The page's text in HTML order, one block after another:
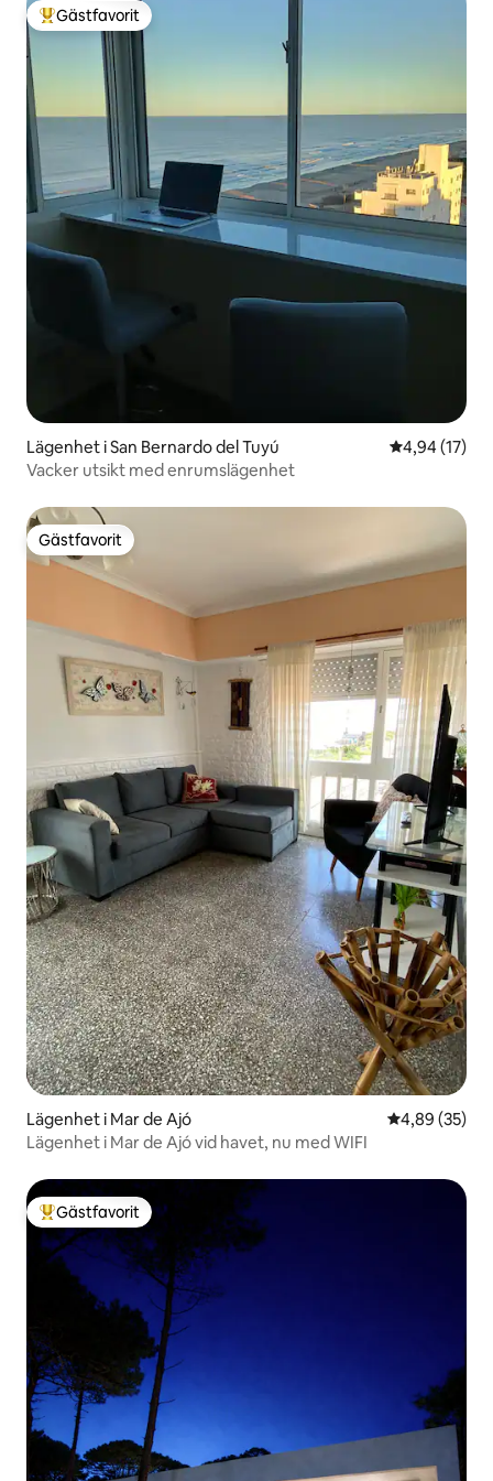
Populär gästfavorit
Gästfavorit
Lägenhet i San Bernardo del Tuyú 4,94 av 5 i
4,94 (17)
Vacker utsikt med enrumslägenhet
Gästfavorit
Gästfavorit
Lägenhet i Mar de Ajó 4,89 av 5 i
4,89 (35)
Lägenhet i Mar de Ajó vid havet, nu med WIFI
Populär gästfavorit
Gästfavorit